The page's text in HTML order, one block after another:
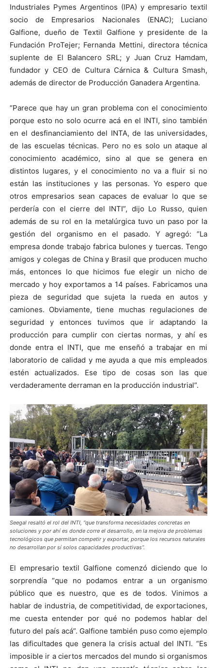
Industriales Pymes Argentinos (IPA) y empresario textil
socio de Empresarios Nacionales (ENAC); Luciano
Galfione, dueño de Textil Galfione y presidente de la
Fundación ProTejer; Fernanda Mettini, directora técnica
suplente de El Balancero SRL; y Juan Cruz Hamdam,
fundador y CEO de Cultura Cárnica & Cultura Smash,
además de director de Producción Ganadera Argentina.
“Parece que hay un gran problema con el conocimiento
porque esto no solo ocurre acá en el INTI, sino también
en el desfinanciamiento del INTA, de las universidades,
de las escuelas técnicas. Pero no es solo un ataque al
conocimiento académico, sino al que se genera en
distintos lugares, y el conocimiento no va a fluir si no
están las instituciones y las personas. Yo espero que
otros empresarios sean capaces de evaluar lo que se
perdería con el cierre del INTI”, dijo Lo Russo, quien
además de su rol en la metalúrgica tuvo un paso por la
gestión del organismo en el pasado. Y agregó: “La
empresa donde trabajo fabrica bulones y tuercas. Tengo
amigos y colegas de China y Brasil que producen mucho
más, entonces lo que hicimos fue elegir un nicho de
mercado y hoy exportamos a 14 países. Fabricamos una
pieza de seguridad que sujeta la rueda en autos y
camiones. Obviamente, tiene muchas regulaciones de
seguridad y entonces tuvimos que ir adaptando la
producción para cumplir con ciertas normas, y ahí es
donde entra el INTI, que me enseñó a trabajar en mi
laboratorio de calidad y me ayuda a que mis empleados
estén actualizados. Ese tipo de cosas son las que
verdaderamente derraman en la producción industrial”.
Seegal resaltó el rol del INTI, “que transforma necesidades concretas en
soluciones y por ahí es donde corre el desarrollo, en la mejora de problemas
tecnológicos que permitan competir y exportar, porque los recursos naturales
no desarrollan por sí solos capacidades productivas”.
El empresario textil Galfione comenzó diciendo que lo
sorprendía “que no podamos entrar a un organismo
público que es nuestro, que es de todos. Vinimos a
hablar de industria, de competitividad, de exportaciones,
me cuesta entender por qué no podemos hablar del
futuro del país acá”. Galfione también puso como ejemplo
las dificultades que genera la crisis actual del INTI. “Es
imposible ir a ciertos mercados del mundo si organismos